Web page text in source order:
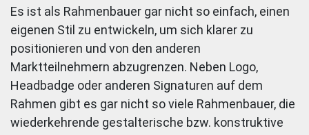
vorne
Winter
Es ist als Rahmenbauer gar nicht so einfach, einen
eigenen Stil zu entwickeln, um sich klarer zu
positionieren und von den anderen
Marktteilnehmern abzugrenzen. Neben Logo,
Headbadge oder anderen Signaturen auf dem
Rahmen gibt es gar nicht so viele Rahmenbauer, die
wiederkehrende gestalterische bzw. konstruktive